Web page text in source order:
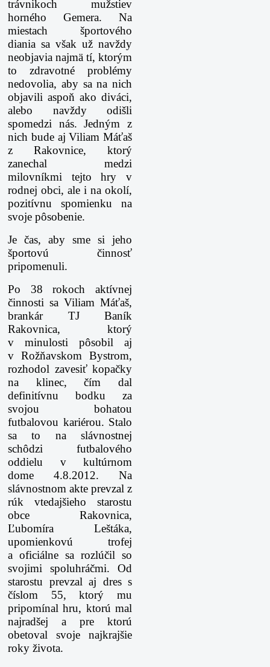
trávnikoch mužstiev
horného Gemera. Na
miestach športového
diania sa však už navždy
neobjavia najmä tí, ktorým
to zdravotné problémy
nedovolia, aby sa na nich
objavili aspoň ako diváci,
alebo navždy odišli
spomedzi nás. Jedným z
nich bude aj Viliam Máťaš
z Rakovnice, ktorý
zanechal medzi
milovníkmi tejto hry v
rodnej obci, ale i na okolí,
pozitívnu spomienku na
svoje pôsobenie.
Je čas, aby sme si jeho
športovú činnosť
pripomenuli.
Po 38 rokoch aktívnej
činnosti sa Viliam Máťaš,
brankár TJ Baník
Rakovnica, ktorý
v minulosti pôsobil aj
v Rožňavskom Bystrom,
rozhodol zavesiť kopačky
na klinec, čím dal
definitívnu bodku za
svojou bohatou
futbalovou kariérou. Stalo
sa to na slávnostnej
schôdzi futbalového
oddielu v kultúrnom
dome 4.8.2012. Na
slávnostnom akte prevzal z
rúk vtedajšieho starostu
obce Rakovnica,
Ľubomíra Leštáka,
upomienkovú trofej
a oficiálne sa rozlúčil so
svojimi spoluhráčmi. Od
starostu prevzal aj dres s
číslom 55, ktorý mu
pripomínal hru, ktorú mal
najradšej a pre ktorú
obetoval svoje najkrajšie
roky života.